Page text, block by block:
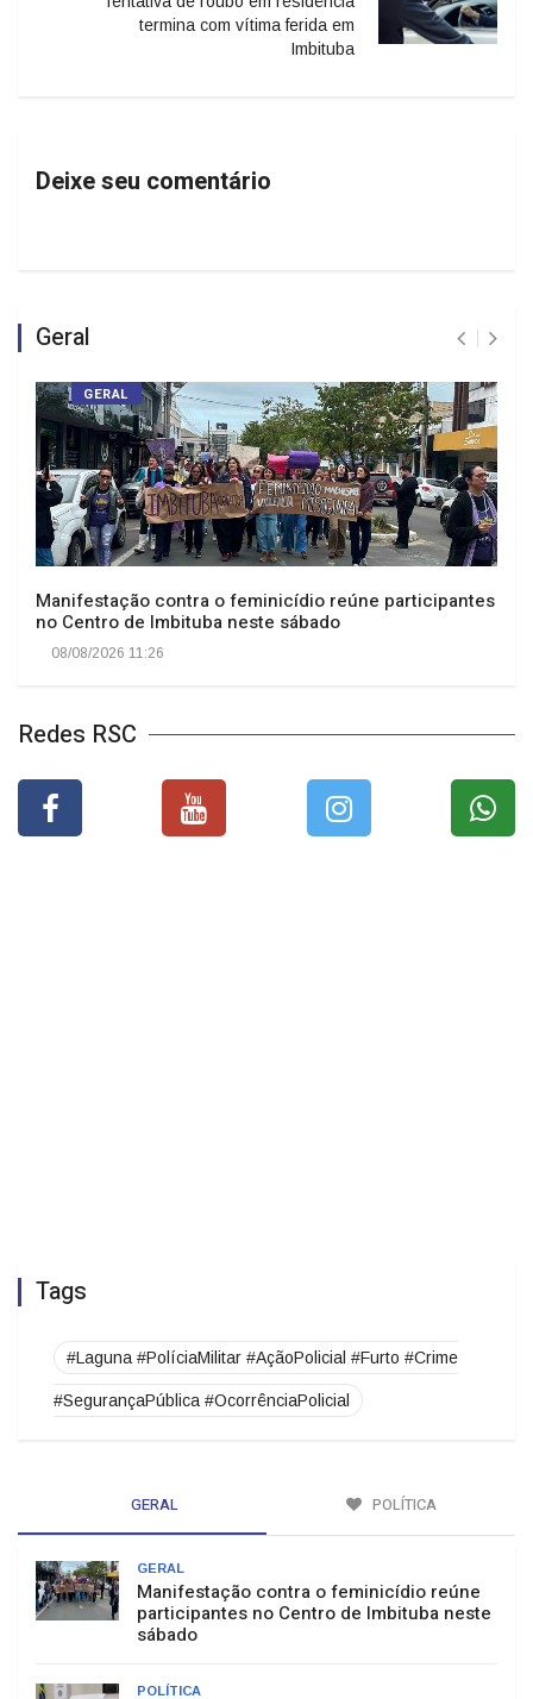
termina com vítima ferida em
Imbituba
Deixe seu comentário
Geral
GERAL
Manifestação contra o feminicídio reúne participantes
no Centro de Imbituba neste sábado
08/08/2026 11:26
Redes RSC
Tags
#Laguna #PolíciaMilitar #AçãoPolicial #Furto #Crime
#SegurançaPública #OcorrênciaPolicial
GERAL POLÍTICA
GERAL
Manifestação contra o feminicídio reúne
participantes no Centro de Imbituba neste
sábado
POLÍTICA